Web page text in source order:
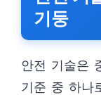
기둥
안전 기술은
기준 중 하나